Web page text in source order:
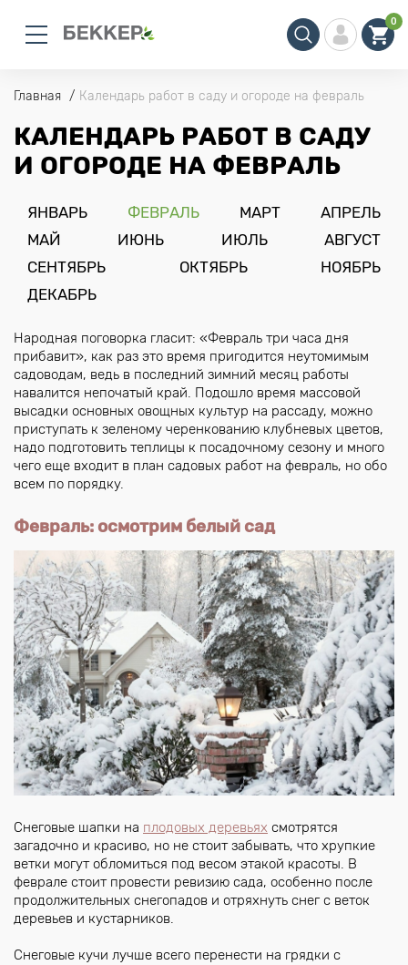
0
Главная Календарь работ в саду и огороде на февраль
КАЛЕНДАРЬ РАБОТ В САДУ
И ОГОРОДЕ НА ФЕВРАЛЬ
ЯНВАРЬ ФЕВРАЛЬ МАРТ
АПРЕЛЬ
МАЙ
ИЮНЬ ИЮЛЬ
АВГУСТ
СЕНТЯБРЬ
ОКТЯБРЬ
НОЯБРЬ
ДЕКАБРЬ
Народная поговорка гласит: «Февраль три часа дня
прибавит», как раз это время пригодится неутомимым
садоводам, ведь в последний зимний месяц работы
навалится непочатый край. Подошло время массовой
высадки основных овощных культур на рассаду, можно
приступать к зеленому черенкованию клубневых цветов,
надо подготовить теплицы к посадочному сезону и много
чего еще входит в план садовых работ на февраль, но обо
всем по порядку.
Февраль: осмотрим белый сад
Снеговые шапки на плодовых деревьях смотрятся
загадочно и красиво, но не стоит забывать, что хрупкие
ветки могут обломиться под весом этакой красоты. В
феврале стоит провести ревизию сада, особенно после
продолжительных снегопадов и отряхнуть снег с веток
деревьев и кустарников.
Снеговые кучи лучше всего перенести на грядки с